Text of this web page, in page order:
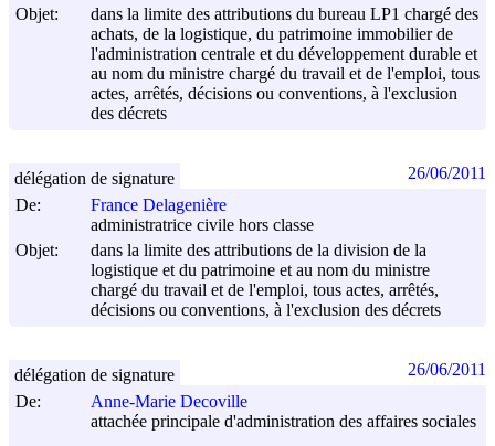
Objet:
dans la limite des attributions du bureau LP1 chargé des
achats, de la logistique, du patrimoine immobilier de
l'administration centrale et du développement durable et
au nom du ministre chargé du travail et de l'emploi, tous
actes, arrêtés, décisions ou conventions, à l'exclusion
des décrets
De:
France Delagenière
administratrice civile hors classe
Objet:
dans la limite des attributions de la division de la
logistique et du patrimoine et au nom du ministre
chargé du travail et de l'emploi, tous actes, arrêtés,
décisions ou conventions, à l'exclusion des décrets
délégation de signature 26/06/2011
De:
Anne-Marie Decoville
attachée principale d'administration des affaires sociales
délégation de signature 26/06/2011